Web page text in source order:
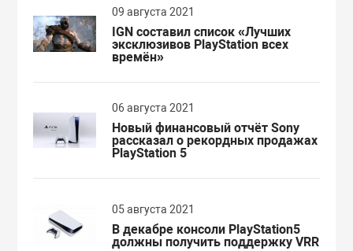
09 августа 2021
IGN составил список «Лучших
эксклюзивов PlayStation всех
времён»
06 августа 2021
Новый финансовый отчёт Sony
рассказал о рекордных продажах
PlayStation 5
05 августа 2021
В декабре консоли PlayStation5
должны получить поддержку VRR